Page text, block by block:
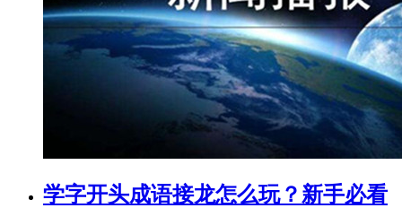
学字开头成语接龙怎么玩？新手必看